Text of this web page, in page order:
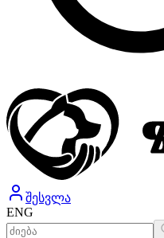
შესვლა
ENG